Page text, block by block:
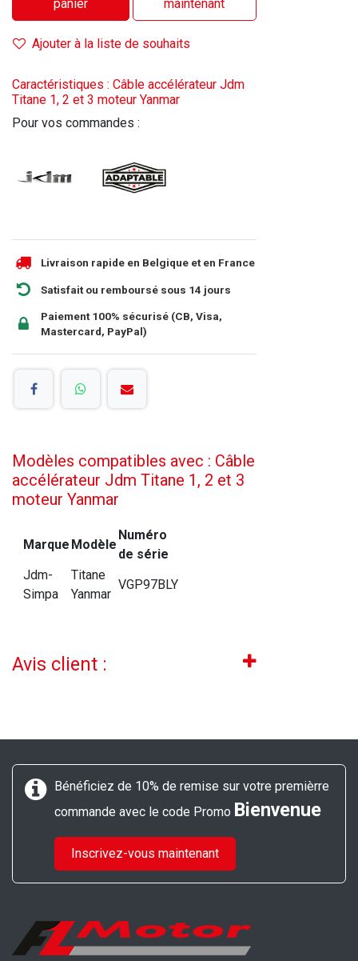
panier
maintenant
Ajouter à la liste de souhaits
Caractéristiques : Câble accélérateur Jdm
Titane 1, 2 et 3 moteur Yanmar
Pour vos commandes :
Livraison rapide en Belgique et en France
Satisfait ou remboursé sous 14 jours
Paiement 100% sécurisé (CB, Visa,
Mastercard, PayPal)
Modèles compatibles avec : Câble
accélérateur Jdm Titane 1, 2 et 3
moteur Yanmar
Marque Modèle
Numéro
de série
Jdm-
Simpa
Titane
Yanmar
VGP97BLY
Avis client :
Bénéficiez de 10% de remise sur votre premièrre
commande avec le code Promo Bienvenue
Inscrivez-vous maintenant